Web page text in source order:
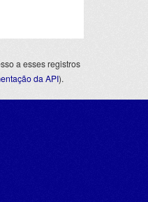
a esses registros
da API).